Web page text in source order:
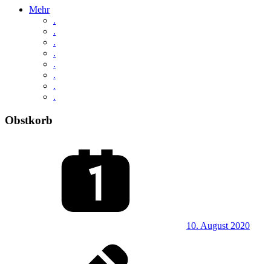
Mehr
.
.
.
.
.
.
.
.
Obstkorb
10. August 2020